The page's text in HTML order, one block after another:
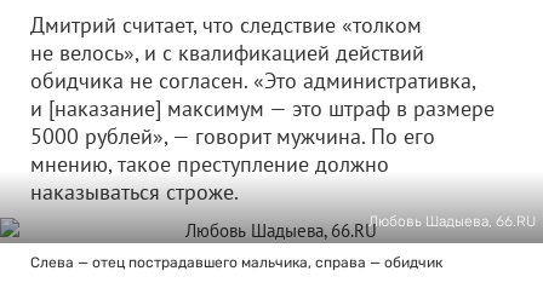
Дмитрий считает, что следствие «толком
не велось», и с квалификацией действий
обидчика не согласен. «Это административка,
и [наказание] максимум — это штраф в размере
5000 рублей», — говорит мужчина. По его
мнению, такое преступление должно
наказываться строже.
Любовь Шадыева, 66.RU
Слева — отец пострадавшего мальчика, справа — обидчик